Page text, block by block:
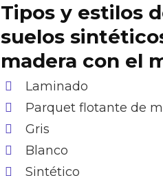
Tipos y estilos
suelos
madera con el
Laminado
Parquet flotante de
Gris
Blanco
Sintético